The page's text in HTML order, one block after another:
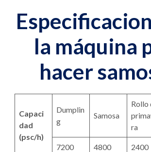
la máquina
hacer
Capaci
dad
(psc/h)
Dumplin
g
Samosa
Rollo
ra
7200 4800 2400